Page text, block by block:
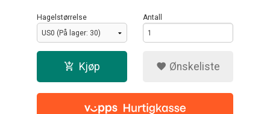
Hagelstørrelse Antall
Kjøp Ønskeliste